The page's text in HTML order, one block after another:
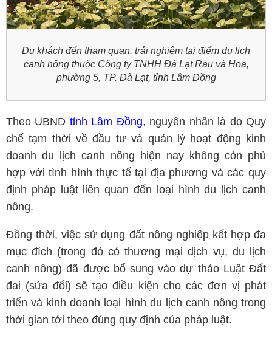
Du khách đến tham quan, trải nghiệm tại điểm du lịch
canh nông thuộc Công ty TNHH Đà Lạt Rau và Hoa,
phường 5, TP. Đà Lạt, tỉnh Lâm Đồng
Theo UBND tỉnh Lâm Đồng, nguyên nhân là do Quy
chế tạm thời về đầu tư và quản lý hoạt động kinh
doanh du lịch canh nông hiện nay không còn phù
hợp với tình hình thực tế tại địa phương và các quy
định pháp luật liên quan đến loại hình du lịch canh
nông.
Đồng thời, việc sử dụng đất nông nghiệp kết hợp đa
mục đích (trong đó có thương mại dịch vụ, du lịch
canh nông) đã được bổ sung vào dự thảo Luật Đất
đai (sửa đổi) sẽ tạo điều kiện cho các đơn vị phát
triển và kinh doanh loại hình du lịch canh nông trong
thời gian tới theo đúng quy định của pháp luật.